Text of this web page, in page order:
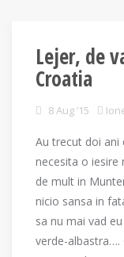
Lejer, de
Croatia
8 Aug ’15
Au trecut doi ani
necesita o iesire
de mult in
nicio sansa in
sa nu mai vad
verde-albastra….